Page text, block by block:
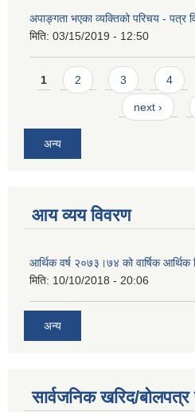
अपाङ्गता भएका व्यक्तिको परिचय - पत्र
मिति: 03/15/2019 - 12:50
Pages
1 2 3 4
next ›
अन्य
आय व्यय विवरण
आर्थिक वर्ष २०७३।७४ को वार्षिक आर्थिक
मिति: 10/10/2018 - 20:06
अन्य
सार्वजनिक खरिद/